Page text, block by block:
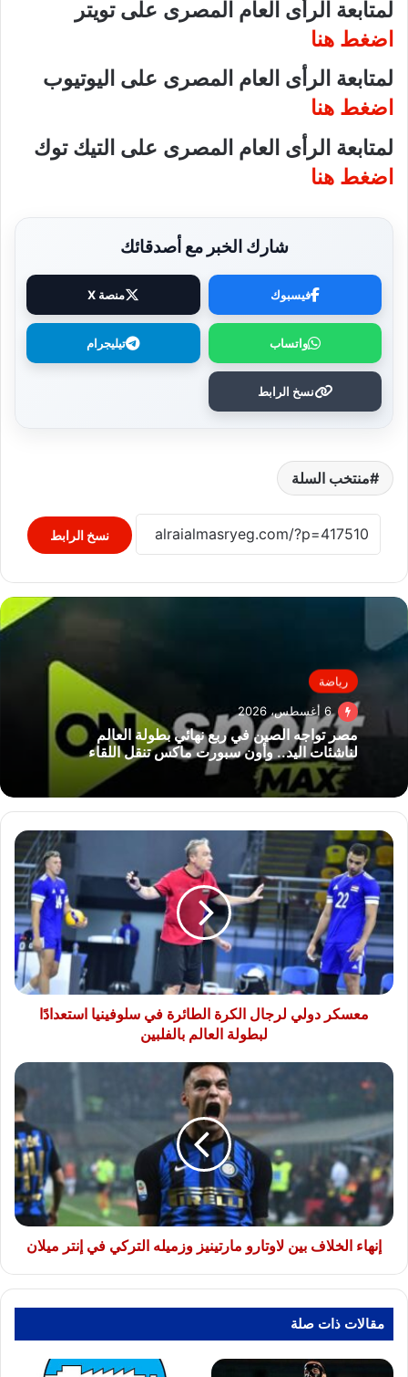
لمتابعة الرأى العام المصرى على تويتر
اضغط هنا
لمتابعة الرأى العام المصرى على اليوتيوب
اضغط هنا
لمتابعة الرأى العام المصرى على التيك توك
اضغط هنا
شارك الخبر مع أصدقائك
فيسبوك منصة X
واتساب تيليجرام
نسخ الرابط
منتخب السلة
نسخ الرابط
رياضة
6 أغسطس، 2026
مصر تواجه الصين في ربع نهائي بطولة العالم
لناشئات اليد.. وأون سبورت ماكس تنقل اللقاء
معسكر
دولي
لرجال
الكرة
الطائرة
في
سلوفينيا
استعدادًا
لبطولة
العالممعسكر دولي لرجال الكرة الطائرة في سلوفينيا استعدادًا
لبطولة العالم بالفلبين
إنهاء
الخلاف
بين
مارتينيز
وزميله
التركي
في
إنتر
ميلان
إنهاء الخلاف بين لاوتارو مارتينيز وزميله التركي في إنتر ميلان
مقالات ذات صلة